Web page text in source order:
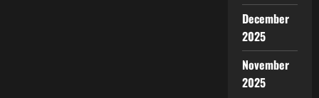
December
2025
November
2025